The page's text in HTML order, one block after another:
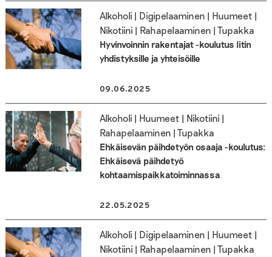
Alkoholi | Digipelaaminen | Huumeet |
Nikotiini | Rahapelaaminen | Tupakka
Hyvinvoinnin rakentajat -koulutus Iitin
yhdistyksille ja yhteisöille
09.06.2025
Alkoholi | Huumeet | Nikotiini |
Rahapelaaminen | Tupakka
Ehkäisevän päihdetyön osaaja -koulutus:
Ehkäisevä päihdetyö
kohtaamispaikkatoiminnassa
22.05.2025
Alkoholi | Digipelaaminen | Huumeet |
Nikotiini | Rahapelaaminen | Tupakka